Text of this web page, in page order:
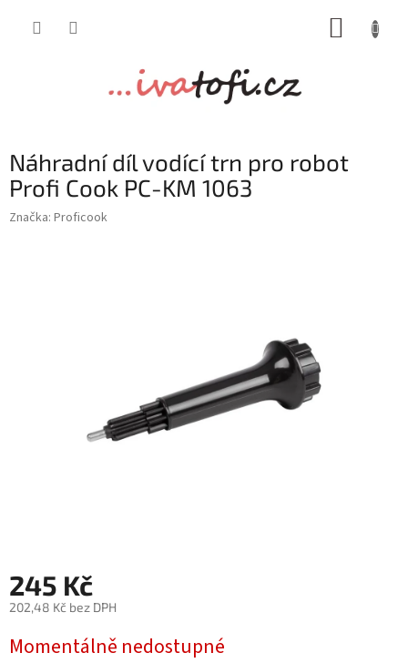
Náhradní díl vodící trn pro robot
Profi Cook PC-KM 1063
Značka: Proficook
245 Kč
202,48 Kč bez DPH
cena:
Momentálně nedostupné